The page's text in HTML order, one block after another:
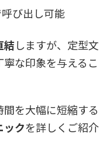
び出し可能
結しますが、定型文
な印象を与えるこ
を大幅に短縮する
ックを詳しくご紹介